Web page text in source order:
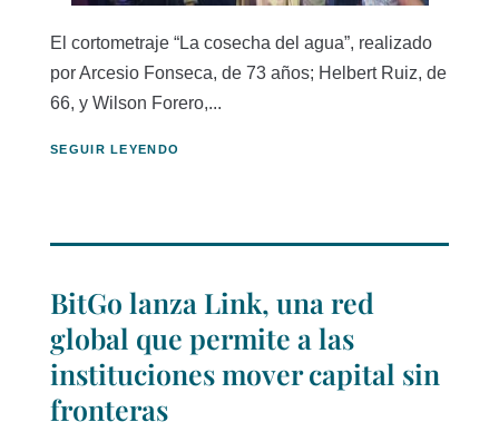
El cortometraje “La cosecha del agua”, realizado
por Arcesio Fonseca, de 73 años; Helbert Ruiz, de
66, y Wilson Forero,...
SEGUIR LEYENDO
BitGo lanza Link, una red
global que permite a las
instituciones mover capital sin
fronteras